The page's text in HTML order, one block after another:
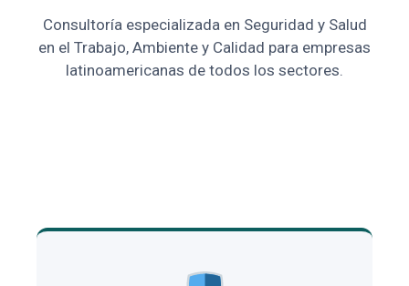
Consultoría especializada en Seguridad y Salud
en el Trabajo, Ambiente y Calidad para empresas
latinoamericanas de todos los sectores.